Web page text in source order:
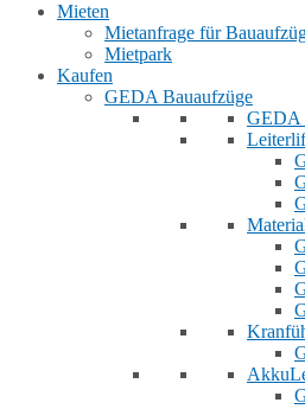
Mieten
Mietanfrage für
Mietpark
Kaufen
GEDA Bauaufzüge
GEDA